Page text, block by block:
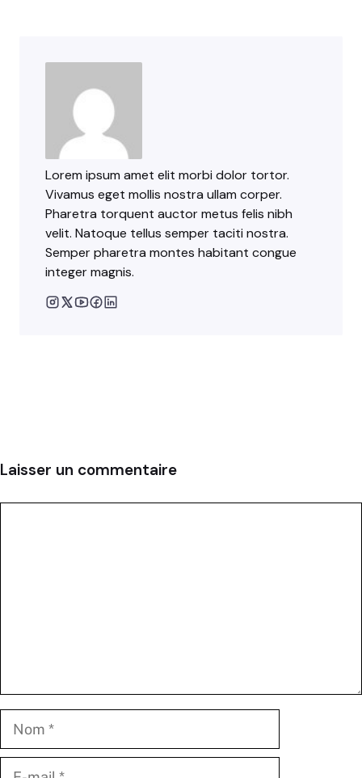
Lorem ipsum amet elit morbi dolor tortor.
Vivamus eget mollis nostra ullam corper.
Pharetra torquent auctor metus felis nibh
velit. Natoque tellus semper taciti nostra.
Semper pharetra montes habitant congue
integer magnis.
Laisser un commentaire
Nom
E-